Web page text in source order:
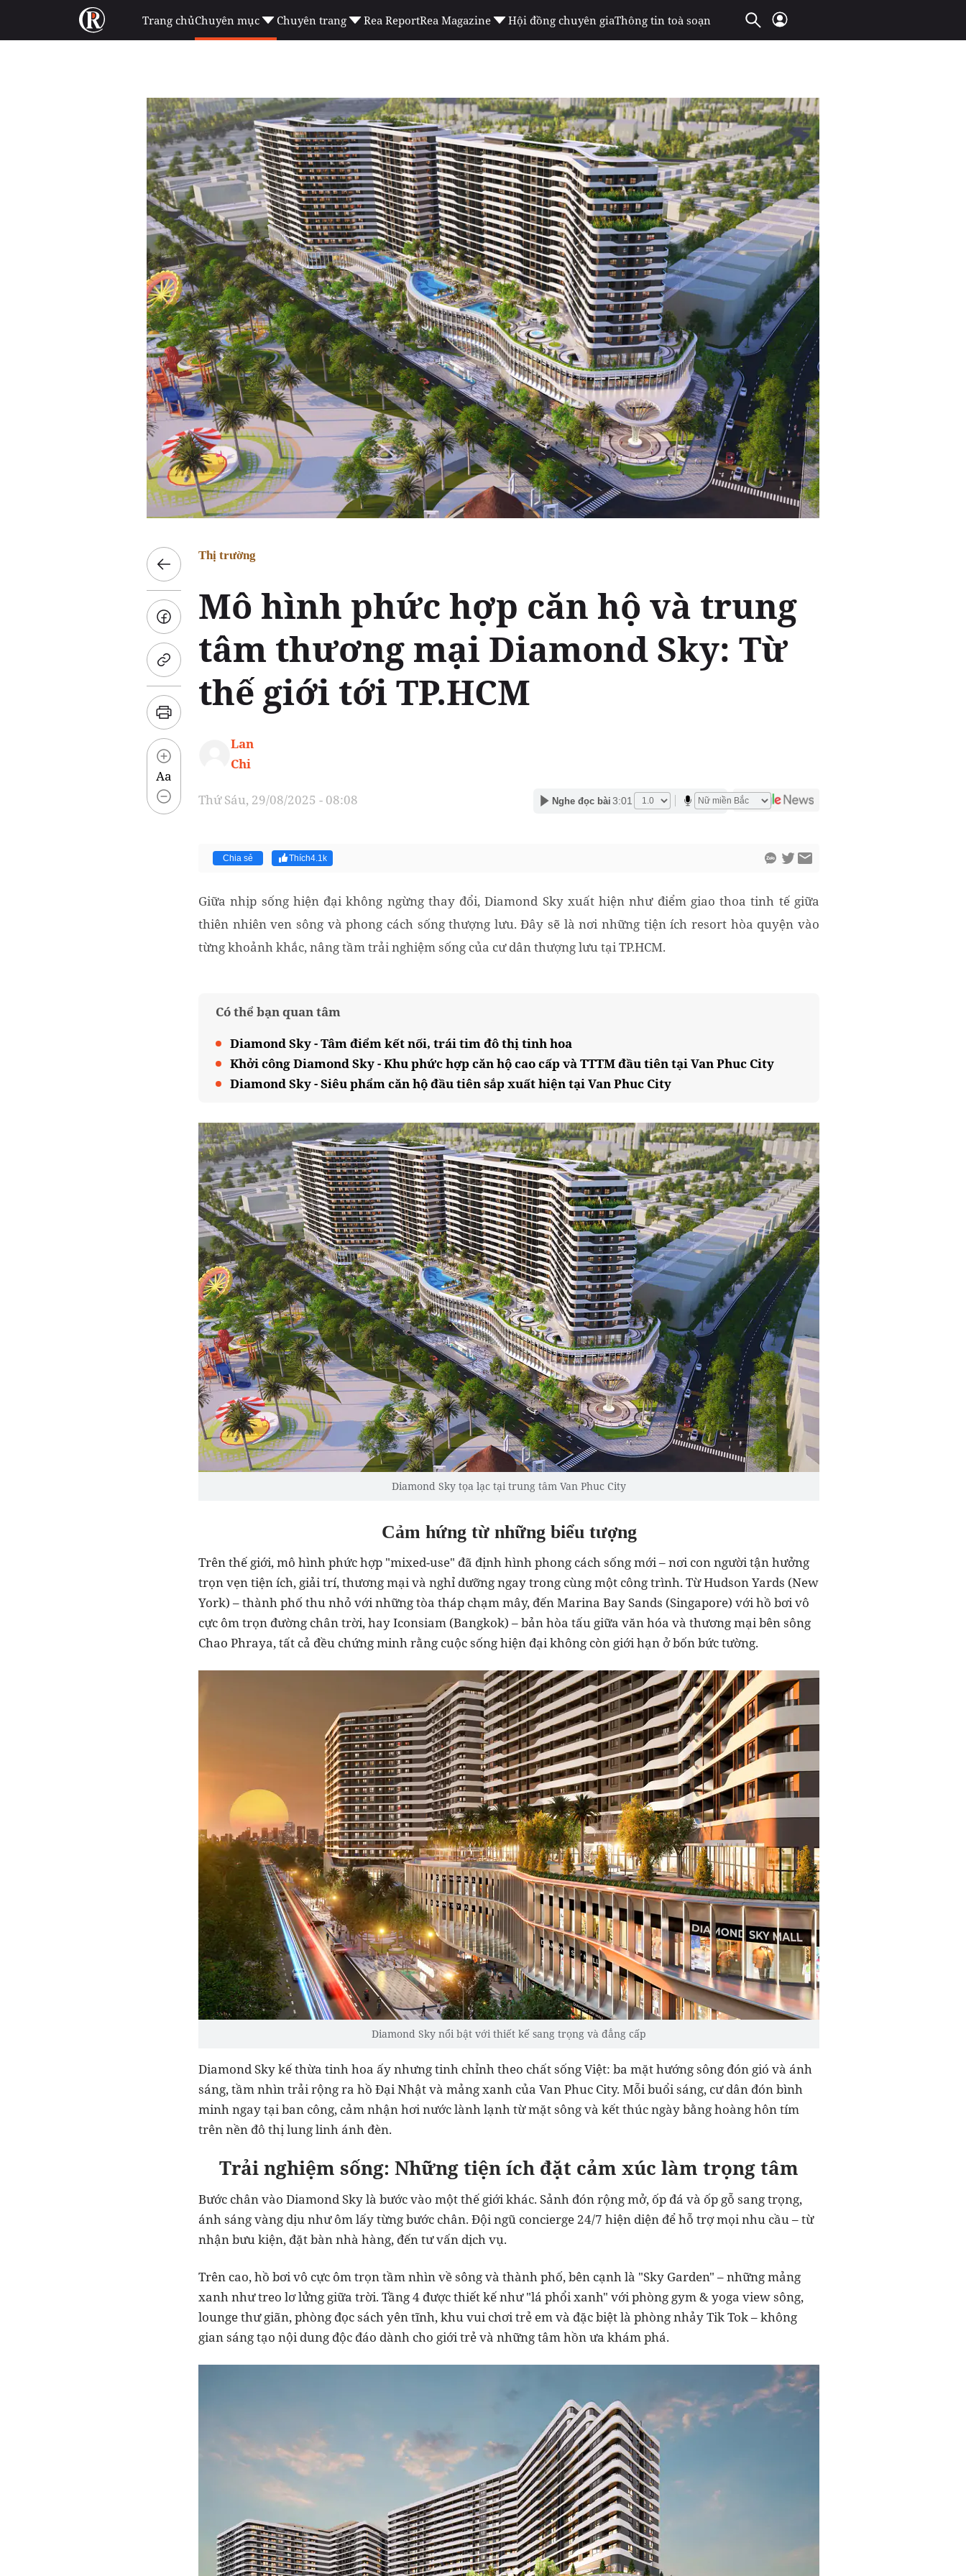
Trang chủChuyên mục Chuyên trang Rea ReportRea Magazine Hội đồng chuyên giaThông tin toà soạn
Aa
Thị trường
Mô hình phức hợp căn hộ và trung
tâm thương mại Diamond Sky: Từ
thế giới tới TP.HCM
Lan
Chi
Thứ Sáu, 29/08/2025 - 08:08 Nghe đọc bài 3:01
Chia sẻ Thích4.1k
Giữa nhịp sống hiện đại không ngừng thay đổi, Diamond Sky xuất hiện như điểm giao thoa tinh tế giữa
thiên nhiên ven sông và phong cách sống thượng lưu. Đây sẽ là nơi những tiện ích resort hòa quyện vào
từng khoảnh khắc, nâng tầm trải nghiệm sống của cư dân thượng lưu tại TP.HCM.
Có thể bạn quan tâm
Diamond Sky - Tâm điểm kết nối, trái tim đô thị tinh hoa
Khởi công Diamond Sky - Khu phức hợp căn hộ cao cấp và TTTM đầu tiên tại Van Phuc City
Diamond Sky - Siêu phẩm căn hộ đầu tiên sắp xuất hiện tại Van Phuc City
Diamond Sky tọa lạc tại trung tâm Van Phuc City
Cảm hứng từ những biểu tượng
Trên thế giới, mô hình phức hợp "mixed-use" đã định hình phong cách sống mới – nơi con người tận hưởng
trọn vẹn tiện ích, giải trí, thương mại và nghỉ dưỡng ngay trong cùng một công trình. Từ Hudson Yards (New
York) – thành phố thu nhỏ với những tòa tháp chạm mây, đến Marina Bay Sands (Singapore) với hồ bơi vô
cực ôm trọn đường chân trời, hay Iconsiam (Bangkok) – bản hòa tấu giữa văn hóa và thương mại bên sông
Chao Phraya, tất cả đều chứng minh rằng cuộc sống hiện đại không còn giới hạn ở bốn bức tường.
Diamond Sky nổi bật với thiết kế sang trọng và đẳng cấp
Diamond Sky kế thừa tinh hoa ấy nhưng tinh chỉnh theo chất sống Việt: ba mặt hướng sông đón gió và ánh
sáng, tầm nhìn trải rộng ra hồ Đại Nhật và mảng xanh của Van Phuc City. Mỗi buổi sáng, cư dân đón bình
minh ngay tại ban công, cảm nhận hơi nước lành lạnh từ mặt sông và kết thúc ngày bằng hoàng hôn tím
trên nền đô thị lung linh ánh đèn.
Trải nghiệm sống: Những tiện ích đặt cảm xúc làm trọng tâm
Bước chân vào Diamond Sky là bước vào một thế giới khác. Sảnh đón rộng mở, ốp đá và ốp gỗ sang trọng,
ánh sáng vàng dịu như ôm lấy từng bước chân. Đội ngũ concierge 24/7 hiện diện để hỗ trợ mọi nhu cầu – từ
nhận bưu kiện, đặt bàn nhà hàng, đến tư vấn dịch vụ.
Trên cao, hồ bơi vô cực ôm trọn tầm nhìn về sông và thành phố, bên cạnh là "Sky Garden" – những mảng
xanh như treo lơ lửng giữa trời. Tầng 4 được thiết kế như "lá phổi xanh" với phòng gym & yoga view sông,
lounge thư giãn, phòng đọc sách yên tĩnh, khu vui chơi trẻ em và đặc biệt là phòng nhảy Tik Tok – không
gian sáng tạo nội dung độc đáo dành cho giới trẻ và những tâm hồn ưa khám phá.